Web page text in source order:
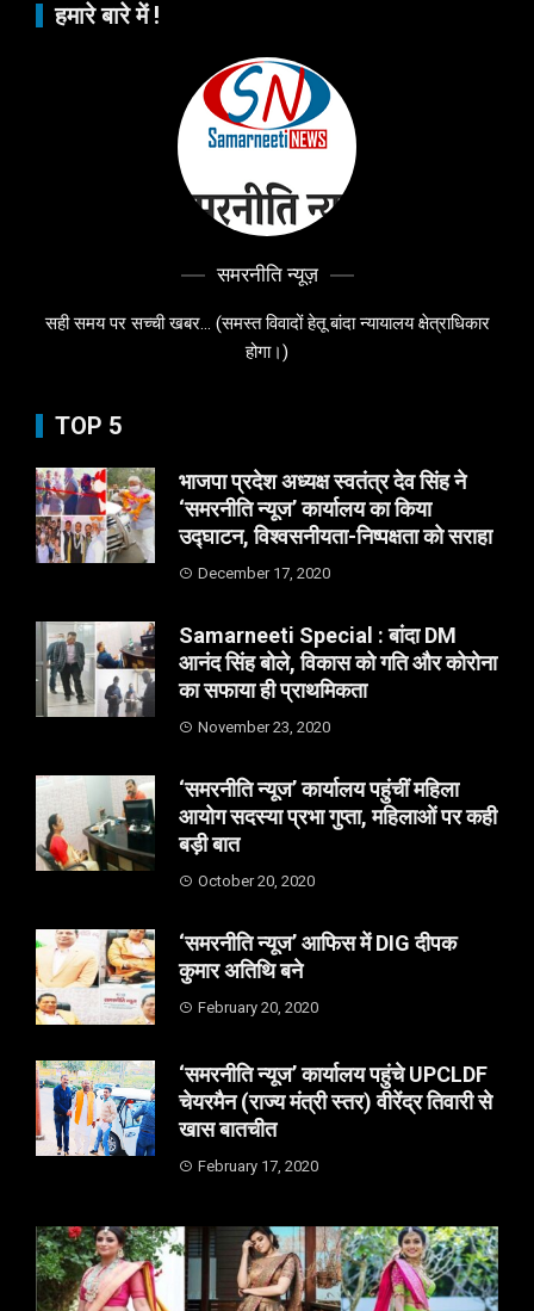
हमारे बारे में !
समरनीति न्यूज़
सही समय पर सच्ची खबर... (समस्त विवादों हेतू बांदा न्यायालय क्षेत्राधिकार
होगा।)
TOP 5
भाजपा प्रदेश अध्यक्ष स्वतंत्र देव सिंह ने
‘समरनीति न्यूज’ कार्यालय का किया
उद्घाटन, विश्वसनीयता-निष्पक्षता को सराहा
December 17, 2020
Samarneeti Special : बांदा DM
आनंद सिंह बोले, विकास को गति और कोरोना
का सफाया ही प्राथमिकता
November 23, 2020
‘समरनीति न्यूज’ कार्यालय पहुंचीं महिला
आयोग सदस्या प्रभा गुप्ता, महिलाओं पर कही
बड़ी बात
October 20, 2020
‘समरनीति न्यूज’ आफिस में DIG दीपक
कुमार अतिथि बने
February 20, 2020
‘समरनीति न्यूज’ कार्यालय पहुंचे UPCLDF
चेयरमैन (राज्य मंत्री स्तर) वीरेंद्र तिवारी से
खास बातचीत
February 17, 2020